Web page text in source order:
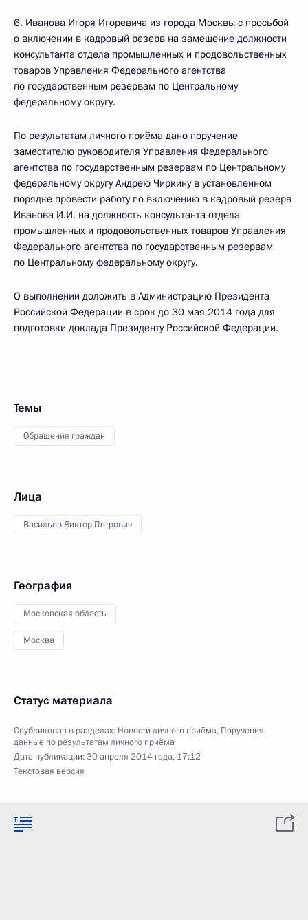
6. Иванова Игоря Игоревича из города Москвы с просьбой
о включении в кадровый резерв на замещение должности
консультанта отдела промышленных и продовольственных
товаров Управления Федерального агентства
по государственным резервам по Центральному
федеральному округу.
По результатам личного приёма дано поручение
заместителю руководителя Управления Федерального
агентства по государственным резервам по Центральному
федеральному округу Андрею Чиркину в установленном
порядке провести работу по включению в кадровый резерв
Иванова И.И. на должность консультанта отдела
промышленных и продовольственных товаров Управления
Федерального агентства по государственным резервам
по Центральному федеральному округу.
О выполнении доложить в Администрацию Президента
Российской Федерации в срок до 30 мая 2014 года для
подготовки доклада Президенту Российской Федерации.
Темы
Обращения граждан
Лица
Васильев Виктор Петрович
География
Московская область
Москва
Статус материала
Опубликован в разделах: Новости личного приёма, Поручения,
данные по результатам личного приёма
Дата публикации:30 апреля 2014 года, 17:12
Текстовая версия